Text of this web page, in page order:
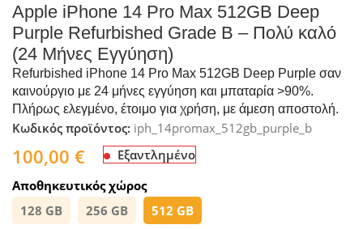
Apple iPhone 14 Pro Max 512GB Deep
Purple Refurbished Grade B – Πολύ καλό
(24 Μήνες Εγγύηση)
Refurbished iPhone 14 Pro Max 512GB Deep Purple σαν
καινούργιο με 24 μήνες εγγύηση και μπαταρία >90%.
Πλήρως ελεγμένο, έτοιμο για χρήση, με άμεση αποστολή.
Κωδικός προϊόντος: iph_14promax_512gb_purple_b
100,00€
Εξαντλημένο
Αποθηκευτικός χώρος
128 GB
256 GB 512 GB